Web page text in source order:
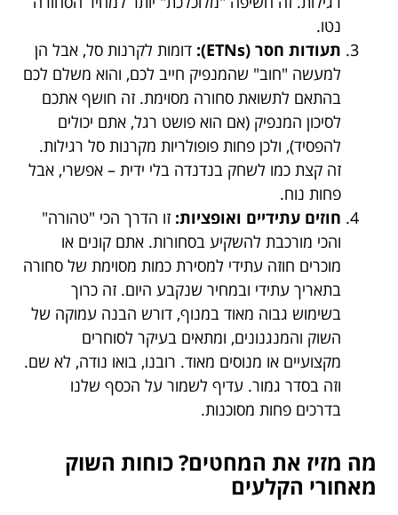
נטו.
תעודות חסר (ETNs):
דומות לקרנות סל, אבל הן
למעשה "חוב" שהמנפיק חייב לכם, והוא משלם לכם
בהתאם לתשואת סחורה מסוימת. זה חושף אתכם
לסיכון המנפיק (אם הוא פושט רגל, אתם יכולים
להפסיד), ולכן פחות פופולריות מקרנות סל רגילות.
זה קצת כמו לשחק בנדנדה בלי ידית – אפשרי, אבל
פחות נוח.
חוזים עתידיים ואופציות: זו הדרך הכי "טהורה"
והכי מורכבת להשקיע בסחורות. אתם קונים או
מוכרים חוזה עתידי למסירת כמות מסוימת של סחורה
בתאריך עתידי ובמחיר שנקבע היום. זה כרוך
בשימוש גבוה מאוד במנוף, דורש הבנה עמוקה של
השוק והמנגנונים, ומתאים בעיקר לסוחרים
מקצועיים או מנוסים מאוד. רובנו, בואו נודה, לא שם.
וזה בסדר גמור. עדיף לשמור על הכסף שלנו
בדרכים פחות מסוכנות.
מה מזיז את המחטים? כוחות השוק
מאחורי הקלעים